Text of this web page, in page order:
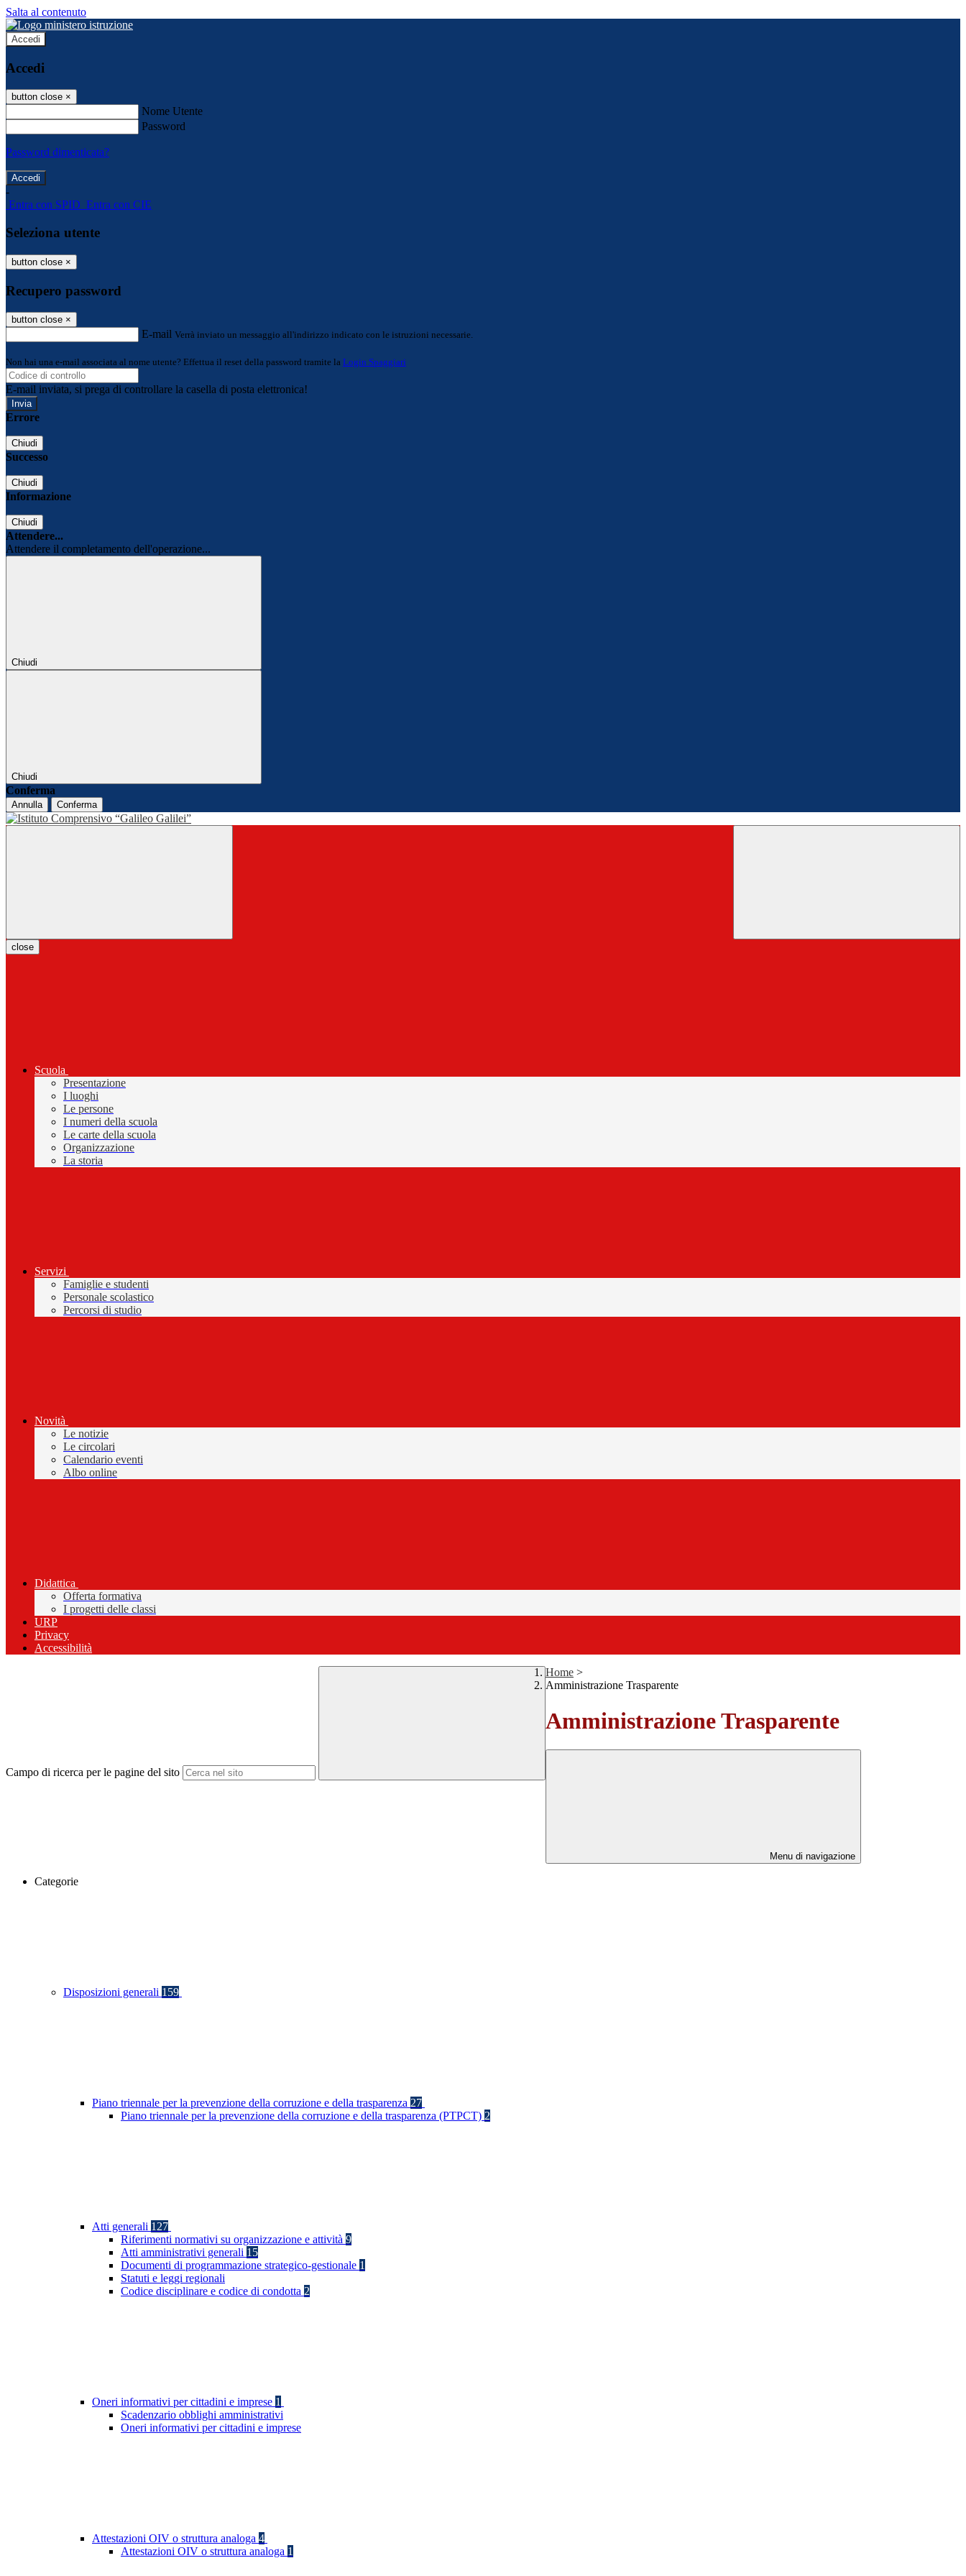
Salta al contenuto
Accedi
Accedi
button close ×
Nome Utente
Password
Password dimenticata?
-
Entra con SPID Entra con CIE
Seleziona utente
button close ×
Recupero password
button close ×
E-mail Verrà inviato un messaggio all'indirizzo indicato con le istruzioni necessarie.
Non hai una e-mail associata al nome utente? Effettua il reset della password tramite la Login Spaggiari
E-mail inviata, si prega di controllare la casella di posta elettronica!
Errore
Chiudi
Successo
Chiudi
Informazione
Chiudi
Attendere...
Attendere il completamento dell'operazione...
Chiudi
Chiudi
Conferma
Annulla Conferma
close
Scuola
Presentazione
I luoghi
Le persone
I numeri della scuola
Le carte della scuola
Organizzazione
La storia
Servizi
Famiglie e studenti
Personale scolastico
Percorsi di studio
Novità
Le notizie
Le circolari
Calendario eventi
Albo online
Didattica
Offerta formativa
I progetti delle classi
URP
Privacy
Accessibilità
Campo di ricerca per le pagine del sito
Home >
Amministrazione Trasparente
Amministrazione Trasparente
Menu di navigazione
Categorie
Disposizioni generali 159
Piano triennale per la prevenzione della corruzione e della trasparenza 27
Piano triennale per la prevenzione della corruzione e della trasparenza (PTPCT) 2
Atti generali 127
Riferimenti normativi su organizzazione e attività 9
Atti amministrativi generali 15
Documenti di programmazione strategico-gestionale 1
Statuti e leggi regionali
Codice disciplinare e codice di condotta 2
Oneri informativi per cittadini e imprese 1
Scadenzario obblighi amministrativi
Oneri informativi per cittadini e imprese
Attestazioni OIV o struttura analoga 4
Attestazioni OIV o struttura analoga 1